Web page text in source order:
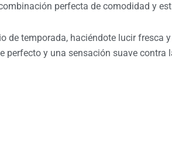
perfecta de comodidad y
de temporada, haciéndote lucir fresca
perfecto y una sensación suave contra